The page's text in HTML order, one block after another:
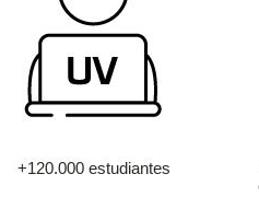
+120.000 estudiantes